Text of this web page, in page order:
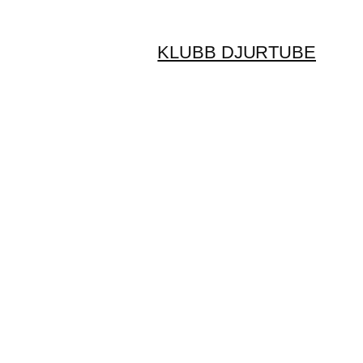
KLUBB DJURTUBE